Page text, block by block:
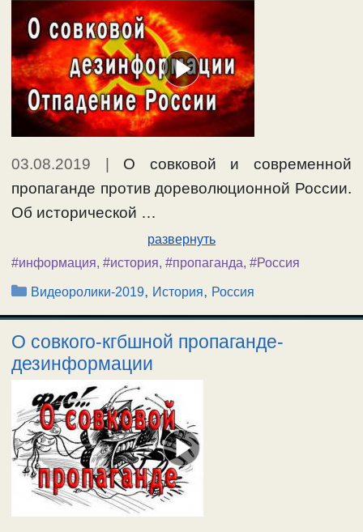
03.08.2019
О совковой и современной
пропаганде против дореволюционной России.
Об исторической …
развернуть
#информация, #история, #пропаганда, #Россия
Рубрики
Видеоролики-2019, История, Россия
О совкого-кгбшной пропаганде-
дезинформации